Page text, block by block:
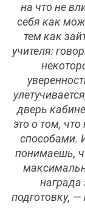
на что не
себя как
тем как
учителя:
дверь
это о том,
способами.
понимаешь,
награда
подготовку,